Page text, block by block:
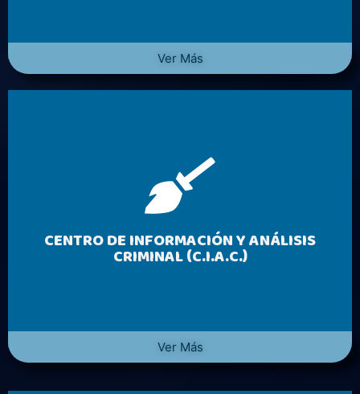
Ver Más
CENTRO DE INFORMACIÓN Y ANÁLISIS
CRIMINAL (C.I.A.C.)
Ver Más